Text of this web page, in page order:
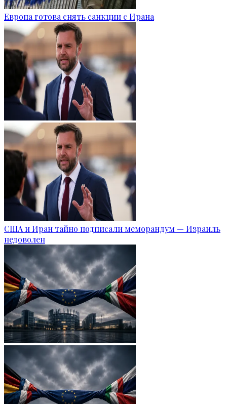
Европа готова снять санкции с Ирана
США и Иран тайно подписали меморандум — Израиль
недоволен